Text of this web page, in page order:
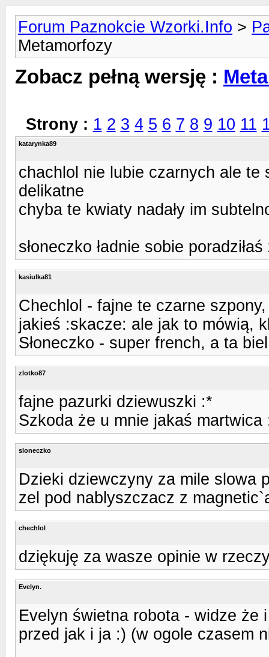
Forum Paznokcie Wzorki.Info >
Metamorfozy
Zobacz pełną wersję :
Strony : 1 2 3 4 5 6 7 8 9 10 11
katarynka89
chachlol nie lubie czarnych ale te
delikatne
chyba te kwiaty nadały im
słoneczko ładnie sobie
kasiulka81
Chechlol - fajne te czarne
jakieś :skacze: ale jak to mówią,
Słoneczko - super french, a ta
zlotko87
fajne pazurki dziewuszki :*
Szkoda że u mnie jakaś martwica
sloneczko
Dzieki dziewczyny za mile slowa
zel pod nablyszczacz z
chechlol
dziękuję za wasze opinie w
Evelyn.
Evelyn świetna robota - widze że
przed jak i ja :) (w ogole czasem